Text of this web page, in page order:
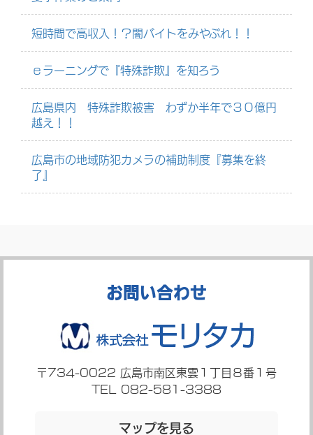
短時間で高収入！？闇バイトをみやぶれ！！
ｅラーニングで『特殊詐欺』を知ろう
広島県内 特殊詐欺被害 わずか半年で３０億円
越え！！
広島市の地域防犯カメラの補助制度『募集を終
了』
お問い合わせ
〒734-0022 広島市南区東雲１丁目８番１号
TEL 082-581-3388
マップを見る